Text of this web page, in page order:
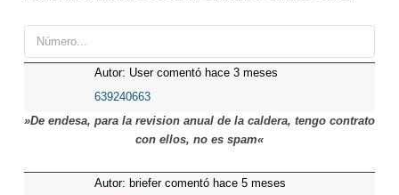
Autor: User comentó hace 3 meses
639240663
»De endesa, para la revision anual de la caldera, tengo contrato
con ellos, no es spam«
Autor: briefer comentó hace 5 meses